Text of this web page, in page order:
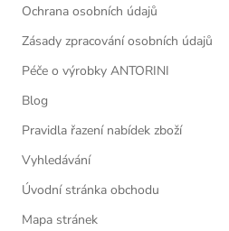
Ochrana osobních údajů
Zásady zpracování osobních údajů
Péče o výrobky ANTORINI
Blog
Pravidla řazení nabídek zboží
Vyhledávání
Úvodní stránka obchodu
Mapa stránek